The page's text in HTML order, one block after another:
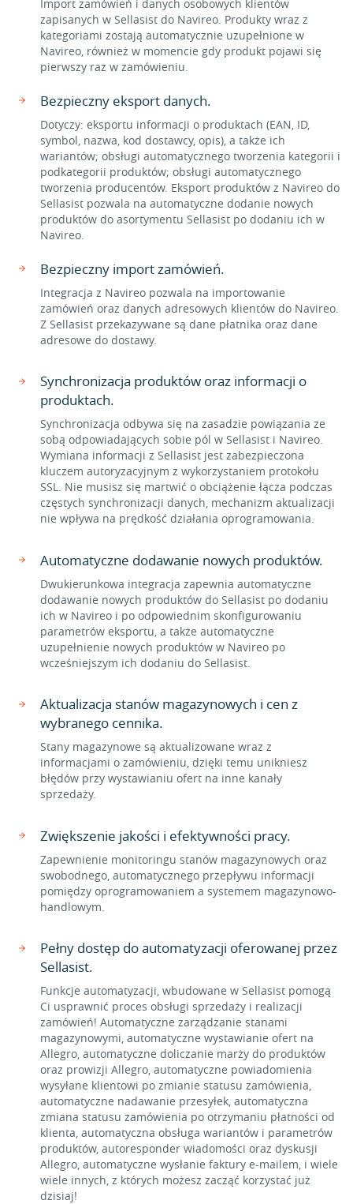
Import zamówień i danych osobowych klientów
zapisanych w Sellasist do Navireo. Produkty wraz z
kategoriami zostają automatycznie uzupełnione w
Navireo, również w momencie gdy produkt pojawi się
pierwszy raz w zamówieniu.
Bezpieczny eksport danych.
Dotyczy: eksportu informacji o produktach (EAN, ID,
symbol, nazwa, kod dostawcy, opis), a także ich
wariantów; obsługi automatycznego tworzenia kategorii i
podkategorii produktów; obsługi automatycznego
tworzenia producentów. Eksport produktów z Navireo do
Sellasist pozwala na automatyczne dodanie nowych
produktów do asortymentu Sellasist po dodaniu ich w
Navireo.
Bezpieczny import zamówień.
Integracja z Navireo pozwala na importowanie
zamówień oraz danych adresowych klientów do Navireo.
Z Sellasist przekazywane są dane płatnika oraz dane
adresowe do dostawy.
Synchronizacja produktów oraz informacji o
produktach.
Synchronizacja odbywa się na zasadzie powiązania ze
sobą odpowiadających sobie pól w Sellasist i Navireo.
Wymiana informacji z Sellasist jest zabezpieczona
kluczem autoryzacyjnym z wykorzystaniem protokołu
SSL. Nie musisz się martwić o obciążenie łącza podczas
częstych synchronizacji danych, mechanizm aktualizacji
nie wpływa na prędkość działania oprogramowania.
Automatyczne dodawanie nowych produktów.
Dwukierunkowa integracja zapewnia automatyczne
dodawanie nowych produktów do Sellasist po dodaniu
ich w Navireo i po odpowiednim skonfigurowaniu
parametrów eksportu, a także automatyczne
uzupełnienie nowych produktów w Navireo po
wcześniejszym ich dodaniu do Sellasist.
Aktualizacja stanów magazynowych i cen z
wybranego cennika.
Stany magazynowe są aktualizowane wraz z
informacjami o zamówieniu, dzięki temu unikniesz
błędów przy wystawianiu ofert na inne kanały
sprzedaży.
Zwiększenie jakości i efektywności pracy.
Zapewnienie monitoringu stanów magazynowych oraz
swobodnego, automatycznego przepływu informacji
pomiędzy oprogramowaniem a systemem magazynowo-
handlowym.
Pełny dostęp do automatyzacji oferowanej przez
Sellasist.
Funkcje automatyzacji, wbudowane w Sellasist pomogą
Ci usprawnić proces obsługi sprzedaży i realizacji
zamówień! Automatyczne zarządzanie stanami
magazynowymi, automatyczne wystawianie ofert na
Allegro, automatyczne doliczanie marży do produktów
oraz prowizji Allegro, automatyczne powiadomienia
wysyłane klientowi po zmianie statusu zamówienia,
automatyczne nadawanie przesyłek, automatyczna
zmiana statusu zamówienia po otrzymaniu płatności od
klienta, automatyczna obsługa wariantów i parametrów
produktów, autoresponder wiadomości oraz dyskusji
Allegro, automatyczne wysłanie faktury e-mailem, i wiele
wiele innych, z których możesz zacząć korzystać już
dzisiaj!